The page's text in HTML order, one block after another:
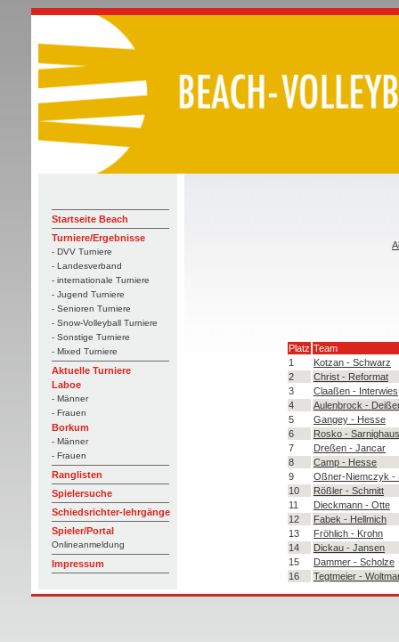
Startseite Beach
Turniere/Ergebnisse
- DVV Turniere
- Landesverband
- internationale Turniere
- Jugend Turniere
- Senioren Turniere
- Snow-Volleyball Turniere
- Sonstige Turniere
- Mixed Turniere
Aktuelle Turniere
Laboe
- Männer
- Frauen
Borkum
- Männer
- Frauen
Ranglisten
Spielersuche
Schiedsrichter-lehrgänge
Spieler/Portal
Onlineanmeldung
Impressum
Platz Team
1
Kotzan - Schwarz
2
Christ - Reformat
3
Claaßen - Interwies
4
Aulenbrock -
5
Gangey - Hesse
6
Rosko -
7
Dreßen - Jancar
8
Camp - Hesse
9
Oßner-Niemczyk -
10
Rößler - Schmitt
11
Dieckmann - Otte
12
Fabek - Hellmich
13
Fröhlich - Krohn
14
Dickau - Jansen
15
Dammer - Scholze
16
Tegtmeier -